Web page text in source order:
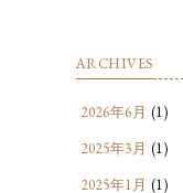
ARCHIVES
2026年6月 (1)
2025年3月 (1)
2025年1月 (1)